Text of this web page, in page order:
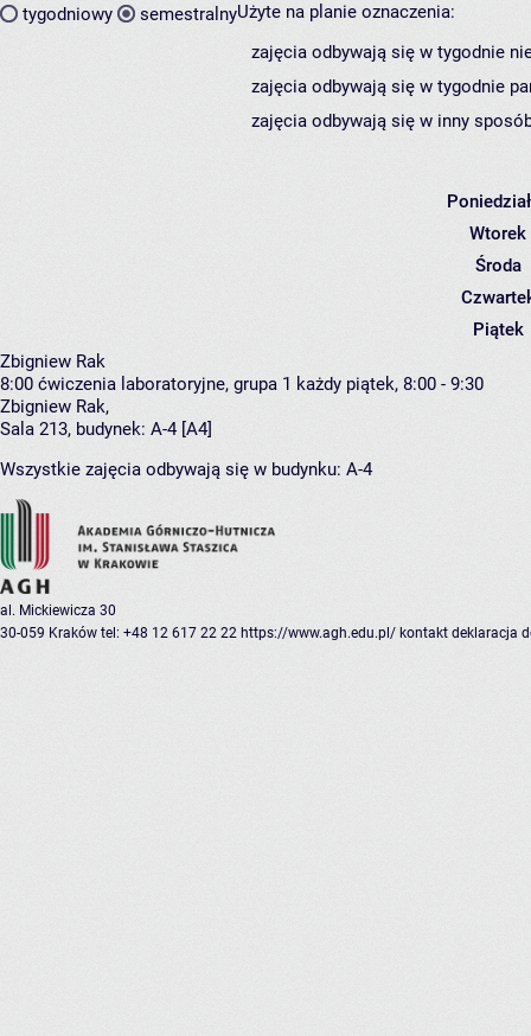
tygodniowy semestralnyUżyte na planie oznaczenia:
zajęcia odbywają się w tygodnie
zajęcia odbywają się w tygodnie
zajęcia odbywają się w inny
Wtorek
Środa
Piątek
Zbigniew Rak
8:00 ćwiczenia laboratoryjne, grupa 1 każdy piątek, 8:00 - 9:30
Zbigniew Rak,
Sala 213, budynek: A-4 [A4]
Wszystkie zajęcia odbywają się w budynku: A-4
al. Mickiewicza 30
30-059 Kraków tel: +48 12 617 22 22 https://www.agh.edu.pl/ kontakt deklaracja